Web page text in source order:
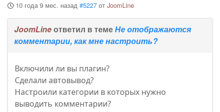
10 года 9 мес. назад #5227 от JoomLine
JoomLineответил в темеНе отображаются
комментарии, как мне настроить?
Включили ли вы плагин?
Сделали автовывод?
Настроили категории в которых нужно
выводить комментарии?